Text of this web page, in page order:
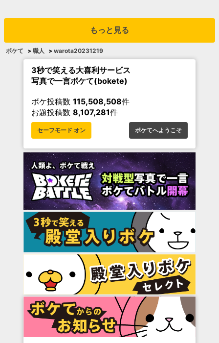
もっと見る
ボケて > 職人 > warota20231219
3秒で笑える大喜利サービス
写真で一言ボケて(bokete)
ボケ投稿数 115,508,508件
お題投稿数 8,107,281件
セーフモード オン ボケてへようこそ